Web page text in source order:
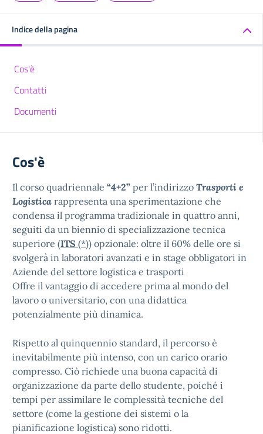
Indice della pagina
Cos'è
Contatti
Documenti
Cos'è
Il corso quadriennale “4+2” per l’indirizzo Trasporti e
Logistica rappresenta una sperimentazione che
condensa il programma tradizionale in quattro anni,
seguiti da un biennio di specializzazione tecnica
superiore (ITS (*)) opzionale: oltre il 60% delle ore si
svolgerà in laboratori avanzati e in stage obbligatori in
Aziende del settore logistica e trasporti
Offre il vantaggio di accedere prima al mondo del
lavoro o universitario, con una didattica
potenzialmente più dinamica.
Rispetto al quinquennio standard, il percorso è
inevitabilmente più intenso, con un carico orario
compresso. Ciò richiede una buona capacità di
organizzazione da parte dello studente, poiché i
tempi per assimilare le complessità tecniche del
settore (come la gestione dei sistemi o la
pianificazione logistica) sono ridotti.